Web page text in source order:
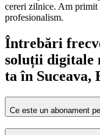
cereri zilnice. Am primit
profesionalism.
Întrebări
soluții digitale
ta în Suceava,
Ce este un abonament